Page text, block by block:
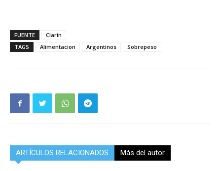
FUENTE
Clarín
TAGS
Alimentacion Argentinos Sobrepeso
ARTÍCULOS RELACIONADOS Más del autor